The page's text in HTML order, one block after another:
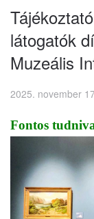
látogatók
Muzeális
2025. november
Fontos